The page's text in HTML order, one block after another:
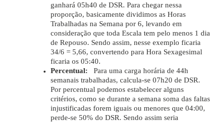
ganhará 05h40 de DSR. Para chegar nessa
proporção, basicamente dividimos as Horas
Trabalhadas na Semana por 6, levando em
consideração que toda Escala tem pelo menos 1 dia
de Repouso. Sendo assim, nesse exemplo ficaria
34/6 = 5,66, convertendo para Hora Sexagesimal
ficaria os 05:40.
Percentual: Para uma carga horária de 44h
semanais trabalhadas, calcula-se 07h20 de DSR.
Por percentual podemos estabelecer alguns
critérios, como se durante a semana soma das faltas
injustificadas forem iguais ou menores que 04:00,
perde-se 50% do DSR. Sendo assim seria